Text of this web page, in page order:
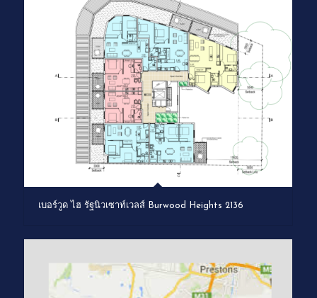
เบอร์วูด ไฮ รัฐนิวเซาท์เวลส์ Burwood Heights 2136